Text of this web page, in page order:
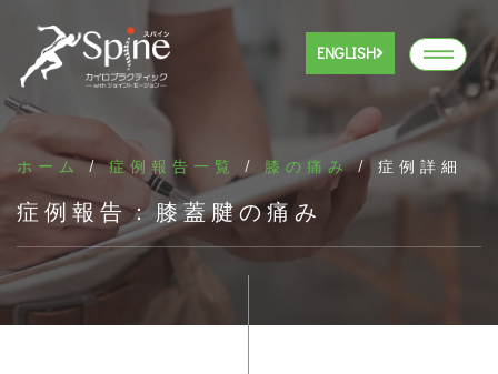
ENGLISH
ホーム/症例報告一覧 / 膝の痛み/ 症例詳細
症例報告：膝蓋腱の痛み